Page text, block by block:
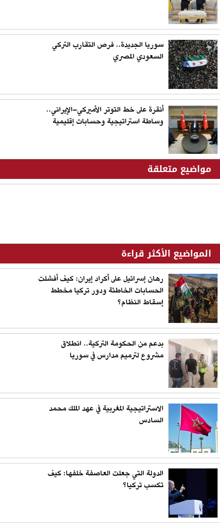
سوريا الجديدة.. فرص التقارب التركي
السعودي المصري
أنقرة على خط التوتر الأميركي–الإيراني..
وساطة استراتيجية وحسابات إقليمية
مواضيع متعلقة
المواضيع الأكثر قراءة
رهان إسرائيل على أكراد إيران: كيف أفشلت
الحسابات الخاطئة ودور تركيا مخطط
إسقاط النظام؟
بدعم من الحكومة التركية.. انطلاق
مشروع لترميم مدارس في سوريا
الاستراتيجية المغربية في عهد الملك محمد
السادس
الدولة التي جعلت العاصفة خلفها: كيف
تكسب تركيا؟